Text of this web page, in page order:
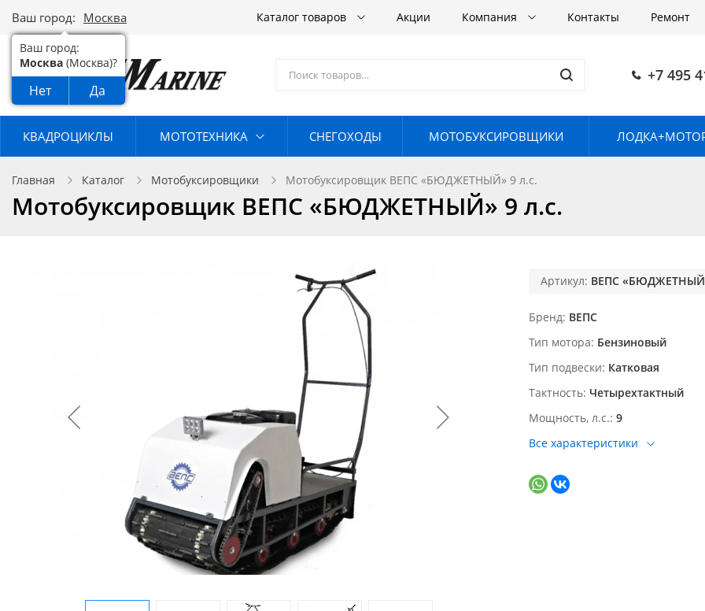
Ваш город: Москва
Ваш город:
Москва (Москва)?
Нет Да
Каталог товаров Акции Компания Контакты Ремонт
+7 495
КВАДРОЦИКЛЫ МОТОТЕХНИКА СНЕГОХОДЫ МОТОБУКСИРОВЩИКИ
Главная Каталог Мотобуксировщики Мотобуксировщик ВЕПС «БЮДЖЕТНЫЙ» 9 л.с.
Мотобуксировщик ВЕПС «БЮДЖЕТНЫЙ» 9 л.с.
Артикул: ВЕПС
Бренд ВЕПС
Тип мотора Бензиновый
Тип подвески Катковая
Тактность Четырехтактный
Мощность, л.с. 9
Все характеристики